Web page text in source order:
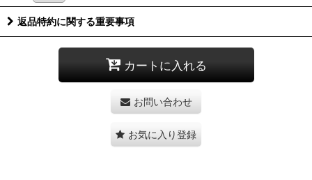
返品特約に関する重要事項
カートに入れる
お問い合わせ
お気に入り登録